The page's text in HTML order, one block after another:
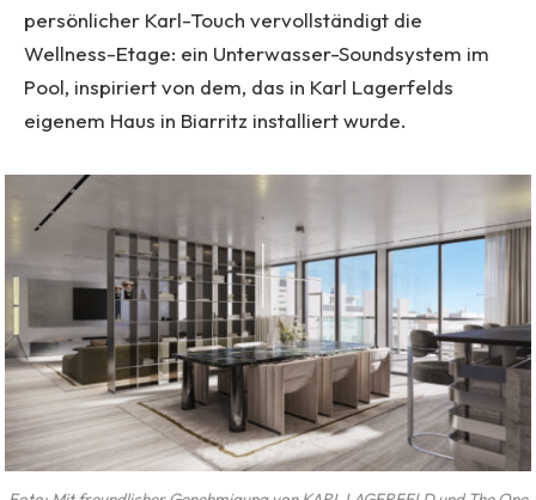
persönlicher Karl-Touch vervollständigt die
Wellness-Etage: ein Unterwasser-Soundsystem im
Pool, inspiriert von dem, das in Karl Lagerfelds
eigenem Haus in Biarritz installiert wurde.